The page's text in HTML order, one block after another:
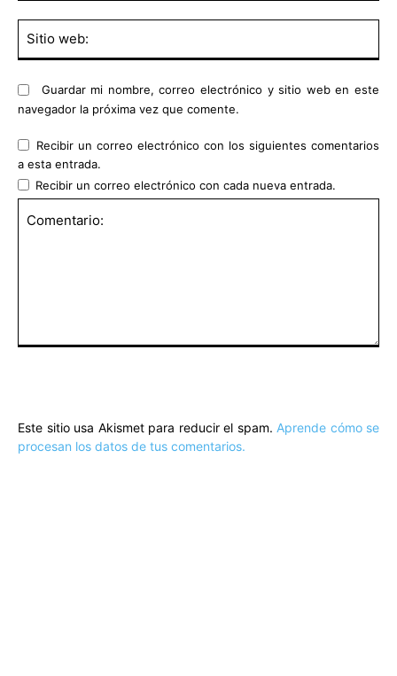
Guardar mi nombre, correo electrónico y sitio web en este
navegador la próxima vez que comente.
Recibir un correo electrónico con los siguientes comentarios
a esta entrada.
Recibir un correo electrónico con cada nueva entrada.
Este sitio usa Akismet para reducir el spam. Aprende cómo se
procesan los datos de tus comentarios.